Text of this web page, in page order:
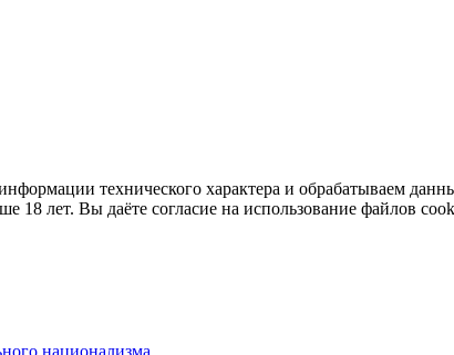
технического характера и обрабатываем
18 лет. Вы даёте согласие на использование файлов
национализма